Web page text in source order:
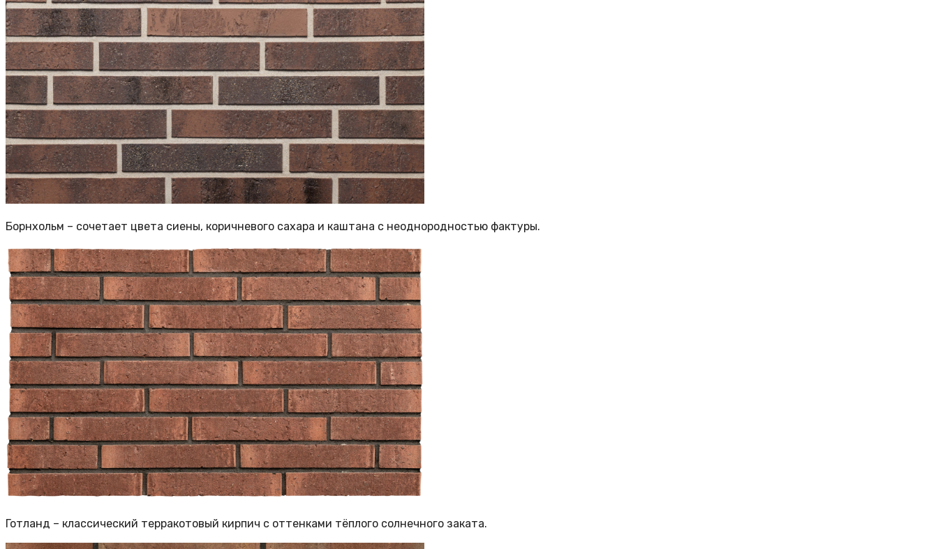
Борнхольм – сочетает цвета сиены, коричневого сахара и каштана с неоднородностью фактуры.
Готланд – классический терракотовый кирпич с оттенками тёплого солнечного заката.